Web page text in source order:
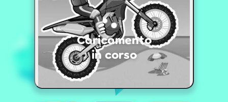
Caricamento
in corso